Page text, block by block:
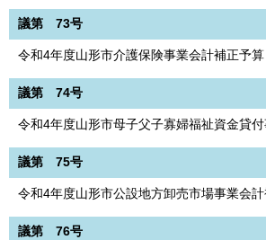
議第 73号
令和4年度山形市介護保険事業会計補正予算
議第 74号
令和4年度山形市母子父子寡婦福祉資金貸
議第 75号
令和4年度山形市公設地方卸売市場事業会
議第 76号